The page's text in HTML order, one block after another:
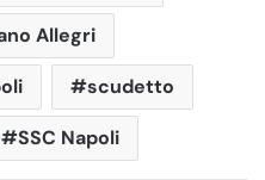
Allegri
scudetto
SSC Napoli